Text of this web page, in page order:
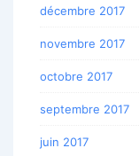
décembre 2017
novembre 2017
octobre 2017
septembre 2017
juin 2017